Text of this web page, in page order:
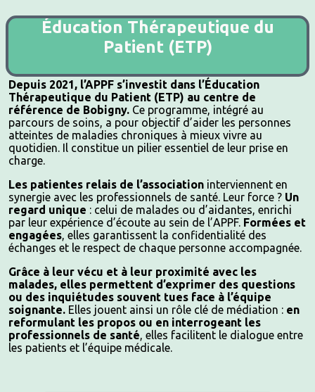
Éducation Thérapeutique du
Patient (ETP)
Depuis 2021, l’APPF s’investit dans l’Éducation
Thérapeutique du Patient (ETP) au centre de
référence de Bobigny. Ce programme, intégré au
parcours de soins, a pour objectif d’aider les personnes
atteintes de maladies chroniques à mieux vivre au
quotidien. Il constitue un pilier essentiel de leur prise en
charge.
Les patientes relais de l’association interviennent en
synergie avec les professionnels de santé. Leur force ? Un
regard unique : celui de malades ou d’aidantes, enrichi
par leur expérience d’écoute au sein de l’APPF. Formées et
engagées, elles garantissent la confidentialité des
échanges et le respect de chaque personne accompagnée.
Grâce à leur vécu et à leur proximité avec les
malades, elles permettent d’exprimer des questions
ou des inquiétudes souvent tues face à l’équipe
soignante. Elles jouent ainsi un rôle clé de médiation : en
reformulant les propos ou en interrogeant les
professionnels de santé, elles facilitent le dialogue entre
les patients et l’équipe médicale.